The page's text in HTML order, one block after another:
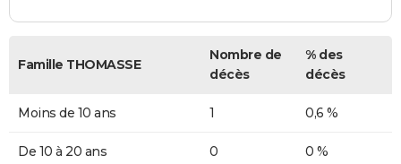
Famille THOMASSE
Nombre de
décès
% des
décès
Moins de 10 ans 1 0,6 %
De 10 à 20 ans 0 0 %